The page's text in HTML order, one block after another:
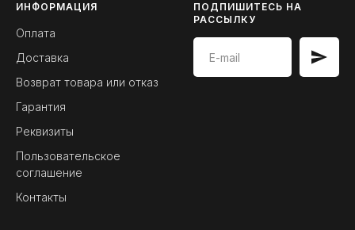
ИНФОРМАЦИЯ
Оплата
Доставка
Возврат товара или отказ
Гарантия
Реквизиты
Пользовательское
соглашение
Контакты
ПОДПИШИТЕСЬ НА
РАССЫЛКУ